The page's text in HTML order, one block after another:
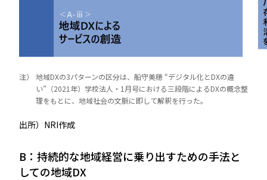
注）
地域DXの3パターンの区分は、船守美穂 “デジタル化とDXの違
い”（2021年）学校法人・1月号における三段階によるDXの概念整
理をもとに、地域社会の文脈に即して解釈を行った。
出所）NRI作成
B：持続的な地域経営に乗り出すための手法と
しての地域DX